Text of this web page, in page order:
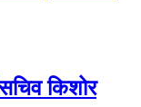
किशोर